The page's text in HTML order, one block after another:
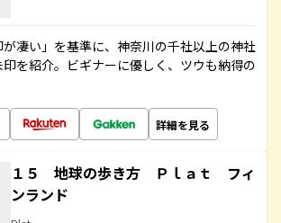
が凄い」を基準に、神奈川の千社以上の神社
を紹介。ビギナーに優しく、ツウも納得の
詳細を見る
１５ 地球の歩き方 Ｐｌａｔ フィ
ンランド